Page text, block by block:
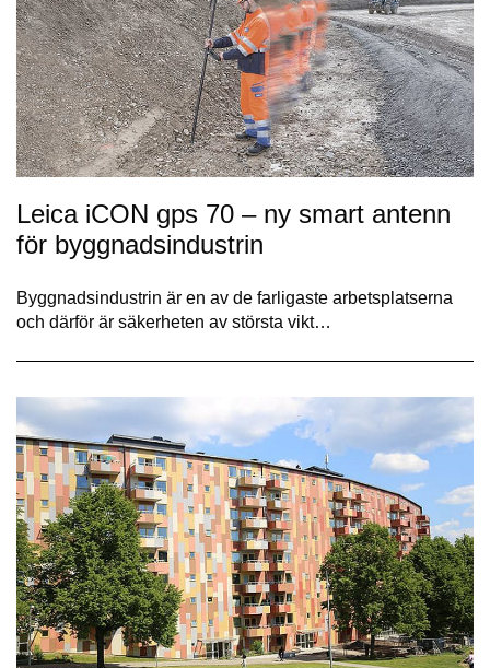
Leica iCON gps 70 – ny smart antenn
för byggnadsindustrin
Byggnadsindustrin är en av de farligaste arbetsplatserna
och därför är säkerheten av största vikt…